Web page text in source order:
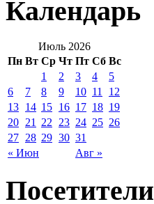
Календарь
Июль 2026
Пн Вт Ср Чт Пт Сб Вс
« Июн Авг »
1 2 3 4
5
6
7 8 9 10 11
12
13 14 15 16 17 18 19
20 21 22 23 24 25 26
27 28 29 30 31
Посетители